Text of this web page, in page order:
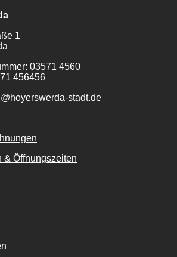
1
03571 4560
456456
stadt.de
& Öffnungszeiten